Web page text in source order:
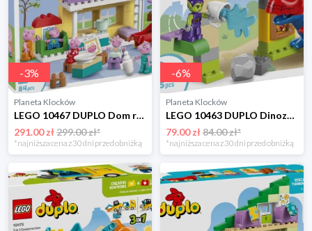
-3%
Planeta Klocków
LEGO 10467 DUPLO Dom rodzinny Lego
291.00 zł299.00 zł*
*najniższa cena z 30 dni przed obniżką
-6%
Planeta Klocków
LEGO 10463 DUPLO Dinozaur Spidey-Rex i Zielony Goblin Lego
79.00 zł84.00 zł*
*najniższa cena z 30 dni przed obniżką